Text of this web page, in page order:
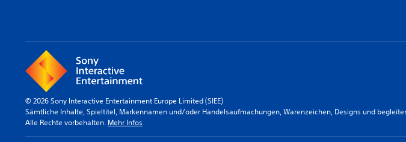
© 2026 Sony Interactive Entertainment Europe Limited (SIEE)
Sämtliche Inhalte, Spieltitel, Markennamen und/oder Handelsaufmachungen, Warenzeichen, Designs und
Alle Rechte vorbehalten. Mehr Infos